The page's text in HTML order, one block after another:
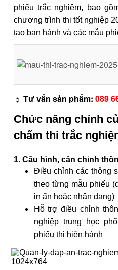
phiếu trắc nghiệm, bao
chương trình thi tốt nghiệp
tạo ban hành và các mẫu
☼ Tư vấn sản phẩm: 089
Chức năng chính
chấm thi trắc
1. Cấu hình, căn chỉnh
Điều chỉnh các thông
theo từng mẫu phiếu
in ấn hoặc nhận dạng)
Hỗ trợ điều chỉnh
nghiệp trung học
phiếu thi hiện hành